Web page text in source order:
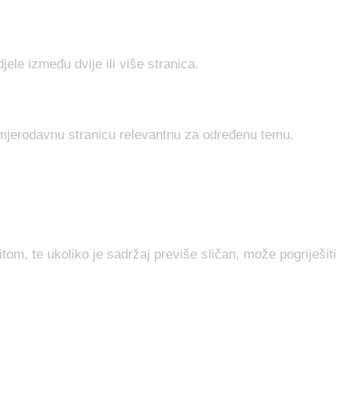
između dvije ili više stranica.
stranicu relevantnu za određenu temu.
te ukoliko je sadržaj previše sličan, može pogriješiti